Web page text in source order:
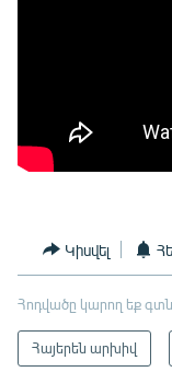
Կիսվել
Հոդվածը կարող եք
Հայերեն արխիվ